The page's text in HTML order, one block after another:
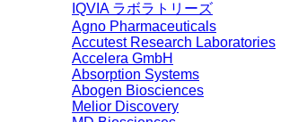
IQVIA ラボラトリーズ
Agno Pharmaceuticals
Accutest Research Laboratories
Accelera GmbH
Absorption Systems
Abogen Biosciences
Melior Discovery